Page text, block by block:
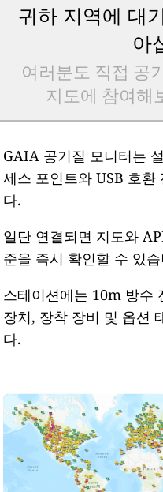
귀하 지역에 대
아
여러분도 직접 공
지도에 참여해
GAIA 공기질 모니터는
세스 포인트와 USB 호
다.
일단 연결되면 지도와
준을 즉시 확인할 수 있
스테이션에는 10m 방수
장치, 장착 장비 및 옵션
다.